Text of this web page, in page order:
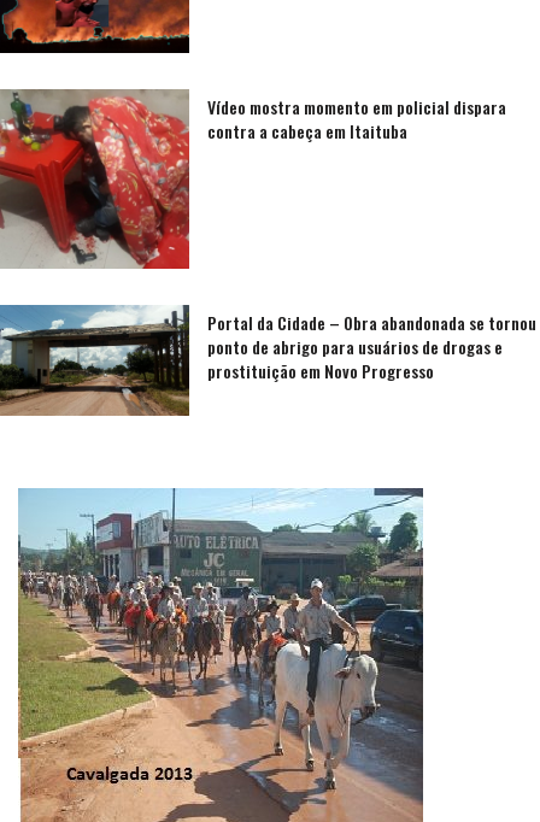
Vídeo mostra momento em policial dispara
contra a cabeça em Itaituba
Portal da Cidade – Obra abandonada se tornou
ponto de abrigo para usuários de drogas e
prostituição em Novo Progresso